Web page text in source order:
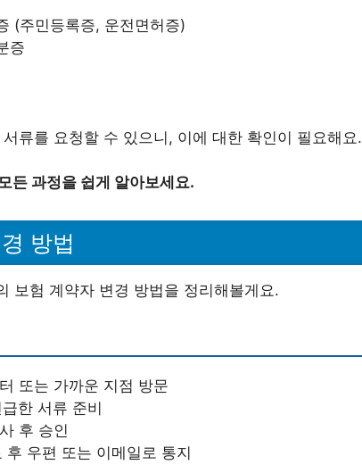
(주민등록증, 운전면허증)
증
류를 요청할 수 있으니, 이에 대한 확인이 필요해요.
든 과정을 쉽게 알아보세요.
방법
보험 계약자 변경 방법을 정리해볼게요.
또는 가까운 지점 방문
한 서류 준비
후 승인
후 우편 또는 이메일로 통지